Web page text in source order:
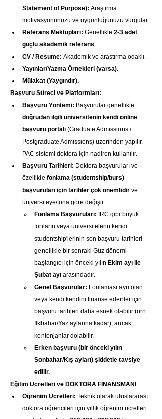
Statement of Purpose): Araştırma
motivasyonunuzu ve uygunluğunuzu vurgular.
Referans Mektupları: Genellikle 2-3 adet
güçlü akademik referans.
CV / Resume: Akademik ve araştırma odaklı.
Yayınlar/Yazma Örnekleri (varsa).
Mülakat (Yaygındır).
Başvuru Süreci ve Platformları:
Başvuru Yöntemi: Başvurular genellikle
doğrudan ilgili üniversitenin kendi online
başvuru portalı (Graduate Admissions /
Postgraduate Admissions) üzerinden yapılır.
PAC sistemi doktora için nadiren kullanılır.
Başvuru Tarihleri: Doktora başvuruları ve
özellikle fonlama (studentship/burs)
başvuruları için tarihler çok önemlidir ve
üniversiteye/fona göre değişir:
Fonlama Başvuruları: IRC gibi büyük
fonların veya üniversitelerin kendi
studentship'lerinin son başvuru tarihleri
genellikle bir sonraki Güz dönemi
başlangıcı için önceki yılın Ekim ayı ile
Şubat ayı arasındadır.
Genel Başvurular: Fonlaması ayrı olan
veya kendi kendini finanse edenler için
başvuru tarihleri daha esnek olabilir (örn.
İlkbahar/Yaz aylarına kadar), ancak
kontenjanlar dolabilir.
Erken başvuru (bir önceki yılın
Sonbahar/Kış ayları) şiddetle tavsiye
edilir.
Eğitim Ücretleri ve DOKTORA FİNANSMANI
Öğrenim Ücretleri: Teknik olarak uluslararası
doktora öğrencileri için yıllık öğrenim ücretleri